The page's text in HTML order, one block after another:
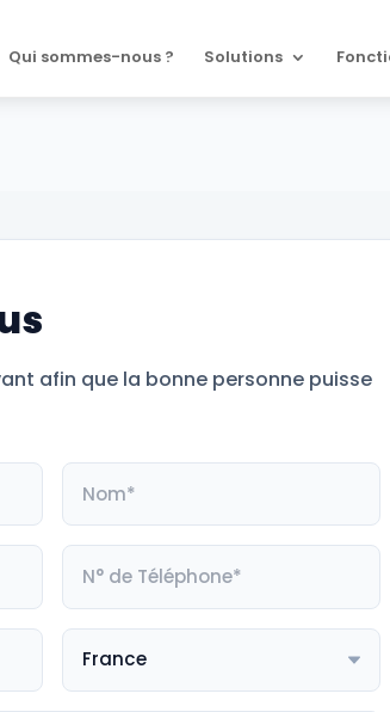
Qui sommes-nous ? Solutions
afin que la bonne personne puisse